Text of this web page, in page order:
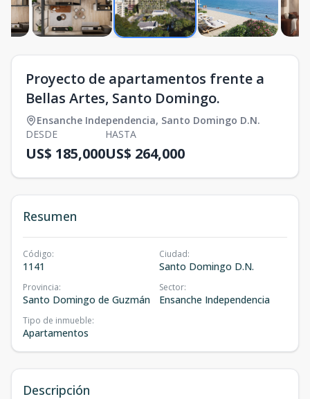
Proyecto de apartamentos frente a
Bellas Artes, Santo Domingo.
Ensanche Independencia, Santo Domingo D.N.
DESDE
US$ 185,000
HASTA
US$ 264,000
Resumen
Código:
1141
Ciudad:
Santo Domingo D.N.
Provincia:
Santo Domingo de Guzmán
Sector:
Ensanche Independencia
Tipo de inmueble:
Apartamentos
Descripción